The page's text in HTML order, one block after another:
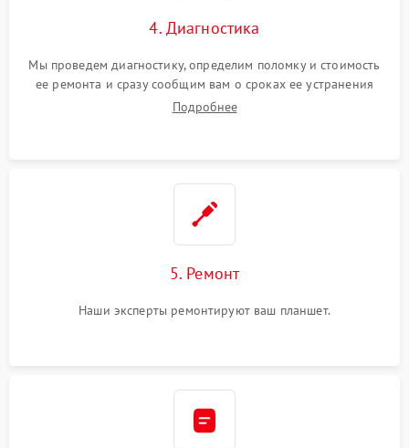
4. Диагностика
Мы проведем диагностику, определим поломку и стоимость
ее ремонта и сразу сообщим вам о сроках ее устранения
Подробнее
5. Ремонт
Наши эксперты ремонтируют ваш планшет.